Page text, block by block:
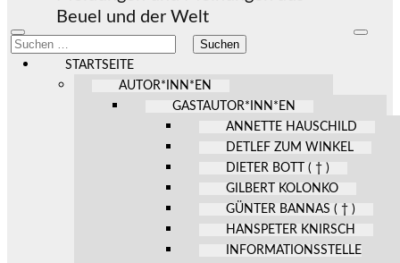
Beuel und der Welt
Mobile-
Menü
ein-/ausblenden
Suchen
nach:
STARTSEITE
AUTOR*INN*EN
GASTAUTOR*INN*EN
ANNETTE HAUSCHILD
DETLEF ZUM WINKEL
DIETER BOTT ( † )
GILBERT KOLONKO
GÜNTER BANNAS ( † )
HANSPETER KNIRSCH
INFORMATIONSSTELLE